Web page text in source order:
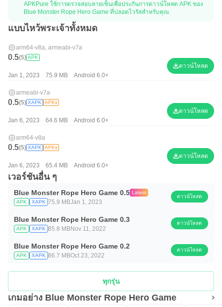
APKPure ใช้การตรวจสอบลายเซ็นเพื่อประกันการดาวน์โหลด APK ของ
Blue Monster Rope Hero Game ที่ปลอดไวรัสสำหรับคุณ
แบบไหว้พระเจ้าทั้งหมด
arm64-v8a, armeabi-v7a
0.5(5) APK
Jan 1, 2023 75.9 MB Android 6.0+
ดาวน์โหลด
armeabi-v7a
0.5(5) XAPK APKs
Jan 6, 2023 64.6 MB Android 6.0+
ดาวน์โหลด
arm64-v8a
0.5(5) XAPK APKs
Jan 6, 2023 65.4 MB Android 6.0+
ดาวน์โหลด
เวอร์ชันอื่น ๆ
Blue Monster Rope Hero Game 0.5 Latest
APK
XAPK 75.9 MBJan 1, 2023
ดาวน์โหลด
Blue Monster Rope Hero Game 0.3
APK XAPK 85.8 MBNov 11, 2022
ดาวน์โหลด
Blue Monster Rope Hero Game 0.2
APK XAPK 86.7 MBOct 23, 2022
ดาวน์โหลด
ทุกรุ่น
เกมอย่าง Blue Monster Rope Hero Game